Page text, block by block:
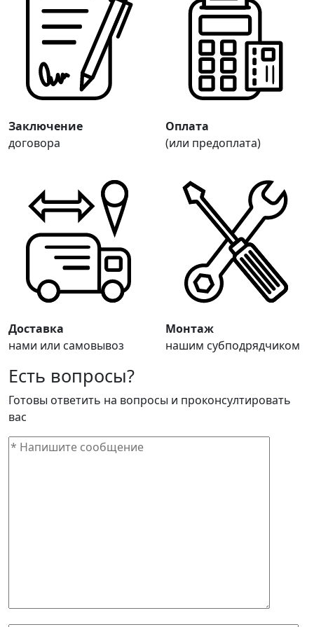
Заключение
договора
Оплата
(или предоплата)
Доставка
нами или самовывоз
Монтаж
нашим субподрядчиком
Есть вопросы?
Готовы ответить на вопросы и проконсултировать
вас